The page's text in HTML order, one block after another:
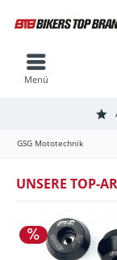
Menü
GSG Mototechnik
UNSERE TOP-